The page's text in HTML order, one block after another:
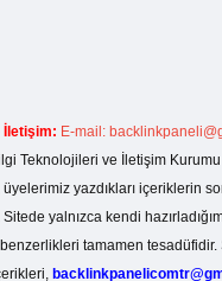
İletişim: E-mail:
Teknolojileri ve İletişim
yazdıkları
yalnızca kendi
tamamen